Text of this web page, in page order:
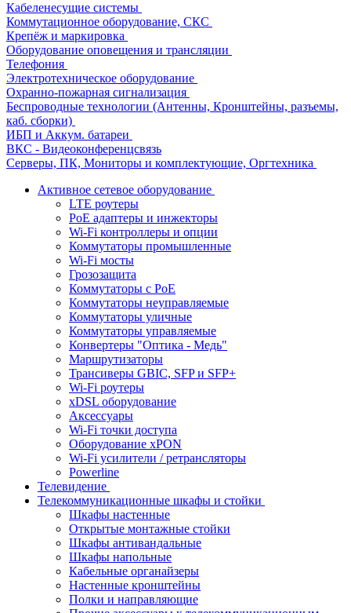
Кабеленесущие системы
Коммутационное оборудование, СКС
Крепёж и маркировка
Оборудование оповещения и трансляции
Телефония
Электротехническое оборудование
Охранно-пожарная сигнализация
Беспроводные технологии (Антенны, Кронштейны, разъемы,
каб. сборки)
ИБП и Аккум. батареи
ВКС - Видеоконференцсвязь
Серверы, ПК, Мониторы и комплектующие, Оргтехника
Активное сетевое оборудование
LTE роутеры
PoE адаптеры и инжекторы
Wi-Fi контроллеры и опции
Коммутаторы промышленные
Wi-Fi мосты
Грозозащита
Коммутаторы c PoE
Коммутаторы неуправляемые
Коммутаторы уличные
Коммутаторы управляемые
Конвертеры "Оптика - Медь"
Маршрутизаторы
Трансиверы GBIC, SFP и SFP+
Wi-Fi роутеры
xDSL оборудование
Аксессуары
Wi-Fi точки доступа
Оборудование хPON
Wi-Fi усилители / ретрансляторы
Powerline
Телевидение
Телекоммуникационные шкафы и стойки
Шкафы настенные
Открытые монтажные стойки
Шкафы антивандальные
Шкафы напольные
Кабельные органайзеры
Настенные кронштейны
Полки и направляющие